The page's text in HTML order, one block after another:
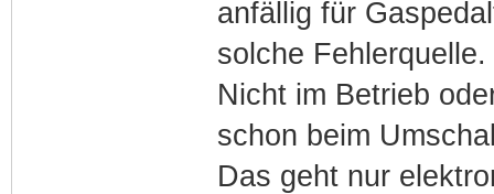
anfällig für
solche Fehlerquelle.
Nicht im Betrieb
schon beim
Das geht nur